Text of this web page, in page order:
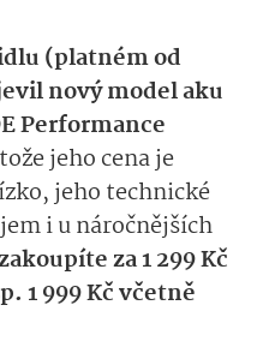
(platném od
nový model aku
Performance
jeho cena je
jeho technické
i u náročnějších
za 1 299 Kč
1 999 Kč včetně